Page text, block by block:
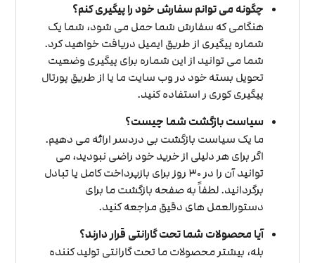
چگونه می توانم سفارش خود را پیگیری کنم؟
هنگامی که سفارش شما حمل می شود، شما یک
شماره پیگیری از طریق ایمیل دریافت خواهید کرد.
شما می توانید از این شماره برای پیگیری وضعیت
تحویل بسته خود در وب سایت ما یا از طریق پورتال
پیگیری کوری ر استفاده کنید.
سیاست بازگشت شما چیست؟
ما یک سیاست بازگشت بی دردسر ارائه می دهیم.
اگر برای هر دلیلی از خرید خود راضی نبودید، می
توانید آن را در 30 روز برای بازپرداخت کامل یا تبادل
برگردانید. لطفاً به صفحه بازگشت ما برای
دستورالعمل های دقیق مراجعه کنید.
آیا محصولات شما تحت گارانتی قرار دارند؟
بله، بیشتر محصولات ما تحت گارانتی تولید کننده